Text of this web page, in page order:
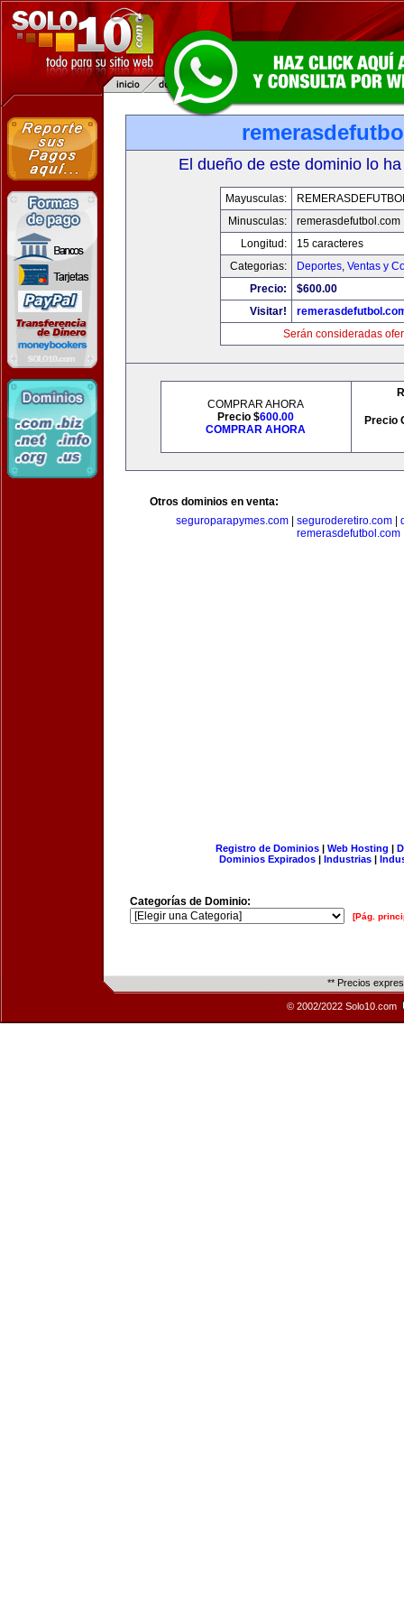
El dueño de este dominio lo
Mayusculas:
Minusculas:
remerasdefutbol.com
Longitud:
15 caracteres
Categorias:
Deportes, Ventas y
Precio:
$600.00
Visitar!
Serán consideradas
COMPRAR AHORA
Precio $600.00
COMPRAR AHORA
Precio
Otros dominios en venta:
seguroparapymes.com| seguroderetiro.com|
remerasdefutbol.com
Registro de Dominios| Web Hosting |
Dominios Expirados | Industrias |
Categorías de Dominio:
[Pág.
** Precios
© 2002/2022 Solo10.com